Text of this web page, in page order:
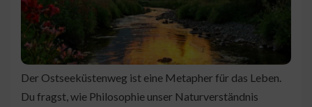
Der Ostseeküstenweg ist eine Metapher für das Leben.
Du fragst, wie Philosophie unser Naturverständnis